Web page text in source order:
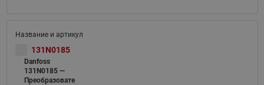
131N0185
Danfoss
131N0185 —
Преобразовате